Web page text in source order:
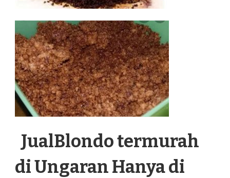
JualBlondo termurah
di Ungaran Hanya di